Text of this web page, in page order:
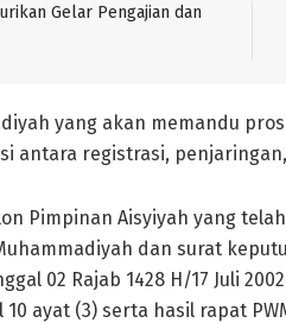
Gelar Pengajian dan
yang akan memandu
antara registrasi,
Pimpinan Aisyiyah yang
dan surat
02 Rajab 1428 H/17 Juli
ayat (3) serta hasil rapat